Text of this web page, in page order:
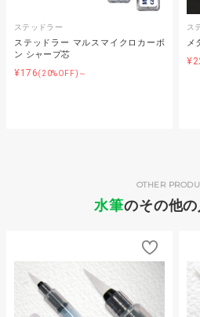
ステッドラー
ステッドラー マルスマイクロカーボ
ン シャープ芯
¥176(20%OFF)～
ス
メ
水筆のその他
OTHER